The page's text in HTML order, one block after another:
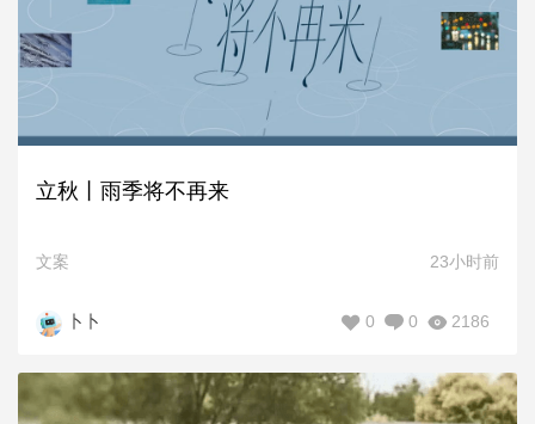
立秋丨雨季将不再来
文案 23小时前
卜卜 2186
0
0